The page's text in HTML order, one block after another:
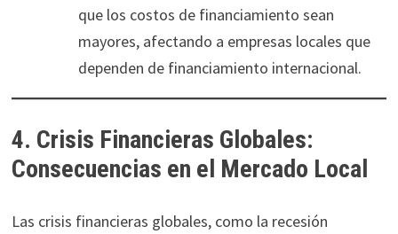
que los costos de financiamiento sean
mayores, afectando a empresas locales que
dependen de financiamiento internacional.
4. Crisis Financieras Globales:
Consecuencias en el Mercado Local
Las crisis financieras globales, como la recesión